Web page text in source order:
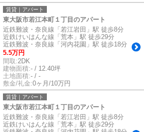
賃貸｜アパート
東大阪市若江本町１丁目のアパート
近鉄難波・奈良線「若江岩田」駅 徒歩8分
近鉄けいはんな線「荒本」駅 徒歩29分
近鉄難波・奈良線「河内花園」駅 徒歩18分
5.5万円
間取:2DK
建物面積:- / 12.40坪
土地面積:- / -
敷金/礼金:0ヶ月/10万円
賃貸｜アパート
東大阪市若江本町１丁目のアパート
近鉄難波・奈良線「若江岩田」駅 徒歩8分
近鉄けいはんな線「荒本」駅 徒歩29分